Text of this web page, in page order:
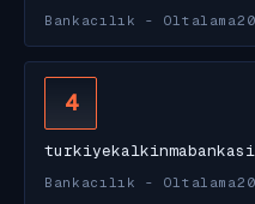
Bankacılık - Oltalama
4
Bankacılık - Oltalama